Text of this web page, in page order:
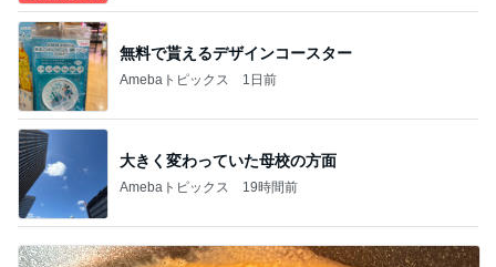
無料で貰えるデザインコースター
Amebaトピックス 1日前
大きく変わっていた母校の方面
Amebaトピックス 19時間前